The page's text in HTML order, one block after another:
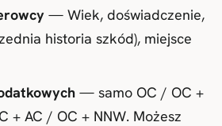
— Wiek, doświadczenie,
historia szkód), miejsce
— samo OC / OC +
+ AC / OC + NNW. Możesz